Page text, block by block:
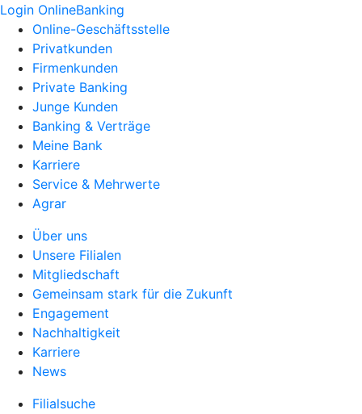
Login OnlineBanking
Online-Geschäftsstelle
Privatkunden
Firmenkunden
Private Banking
Junge Kunden
Banking & Verträge
Meine Bank
Karriere
Service & Mehrwerte
Agrar
Über uns
Unsere Filialen
Mitgliedschaft
Gemeinsam stark für die Zukunft
Engagement
Nachhaltigkeit
Karriere
News
Filialsuche